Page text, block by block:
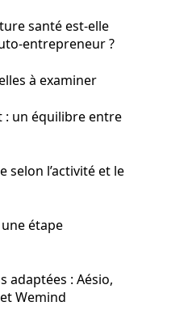
santé est-elle
entrepreneur ?
à examiner
: un équilibre entre
selon l’activité et le
étape
adaptées : Aésio,
Wemind